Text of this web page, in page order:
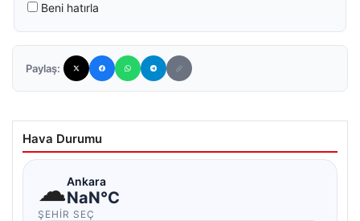
Beni hatırla
Paylaş:
Hava Durumu
☁Ankara
NaN°C
ŞEHIR SEÇ